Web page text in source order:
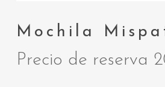
Mochila
Precio de reserva